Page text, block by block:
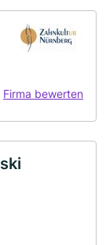
Firma bewerten